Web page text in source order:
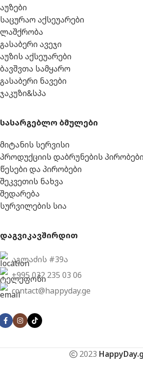
აუზები
საცურაო აქსეუარები
ლაშქრობა
გასაბერი ავეჯი
აუზის აქსეუარები
ბავშვთა სამყარო
გასაბერი ნავები
ჯაკუზი&სპა
სასარგებლო ბმულები
მიტანის სერვისი
პროდუქციის დაბრუნების პირობები
წესები და პირობები
შეკვეთის ნახვა
შედარება
სურვილების სია
დაგვიკავშირდით
აგლაძის #39ა
+995 032 235 03 06
contact@happyday.ge
2023